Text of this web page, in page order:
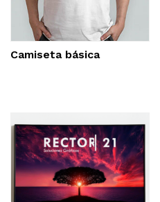
Camiseta básica